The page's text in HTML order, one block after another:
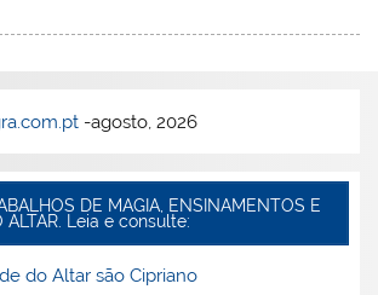
-agosto, 2026
DE MAGIA, ENSINAMENTOS E
ALTAR. Leia e consulte:
do Altar são Cipriano